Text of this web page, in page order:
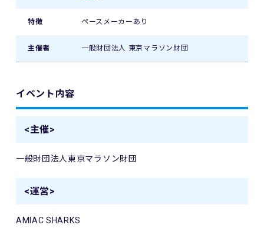
特徴 ペースメーカーあり
主催者 一般財団法人 東京マラソン財団
イベント内容
<主催>
一般財団法人東京マラソン財団
<運営>
AMIAC SHARKS